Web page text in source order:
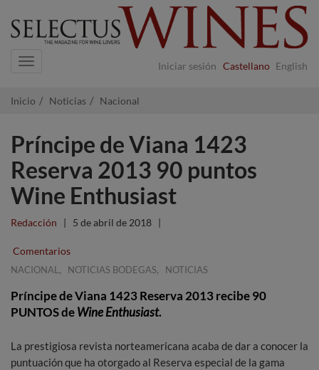
Iniciar sesión Castellano English
Navigation
Inicio Noticias Nacional
Príncipe de Viana 1423
Reserva 2013 90 puntos
Wine Enthusiast
Redacción | 5 de abril de 2018 |
Comentarios
NACIONAL , NOTICIAS BODEGAS, NOTICIAS
Príncipe de Viana 1423 Reserva 2013recibe90
PUNTOSdeWine Enthusiast.
La prestigiosa revista norteamericana acaba de dar a conocer la
puntuación que ha otorgado al Reserva especial de la gama